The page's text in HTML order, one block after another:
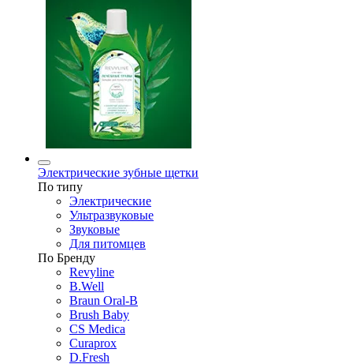
Электрические зубные щетки
По типу
Электрические
Ультразвуковые
Звуковые
Для питомцев
По Бренду
Revyline
B.Well
Braun Oral-B
Brush Baby
CS Medica
Curaprox
D.Fresh